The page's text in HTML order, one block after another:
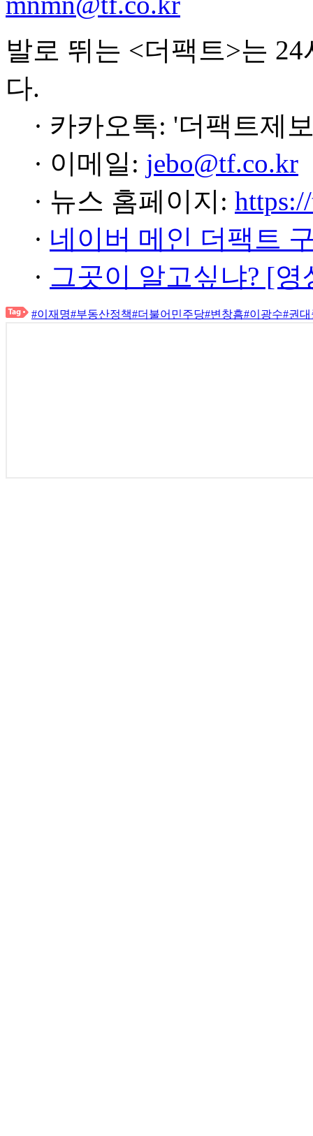
발로 뛰는 <더팩트>는
다.
· 카카오톡: '더팩트제
· 이메일: jebo@tf.co.kr
· 뉴스 홈페이지:
· 네이버 메인 더팩트
· 그곳이 알고싶냐? [
#이재명#부동산정책#더불어민주당#변창흠#이광수#권